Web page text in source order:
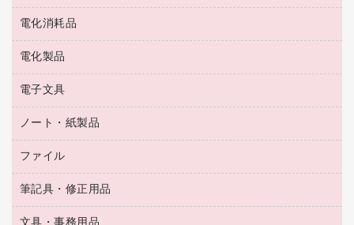
ペット用品
飲食用消耗品
ハンドソープ・石鹸
トイレ用品
トイレ用洗剤
ティッシュペーパー
ダストボックス
レーザーポインター
ラミネートフィルム
ラミネータ
タイムレコーダー
シュレッダ
ＯＨＰ用品
冷蔵庫・キッチン・調理家電
テレビ・ＡＶ機器
電化消耗品
電球・蛍光灯
乾電池・充電池
フィルム・カメラ用品
デスクライト
アルバム
電化製品
掃除機・クリーナー
空調・季節家電
その他電化製品
キッチン・調理家電
ＯＡタップ／延長コード
電子文具
電卓
ラベルテープ
その他電子文具
ノート・紙製品
封筒
粘着メモ
伝票
ファイル
名刺整理用品
板目表紙・綴込表紙
筆記具・修正用品